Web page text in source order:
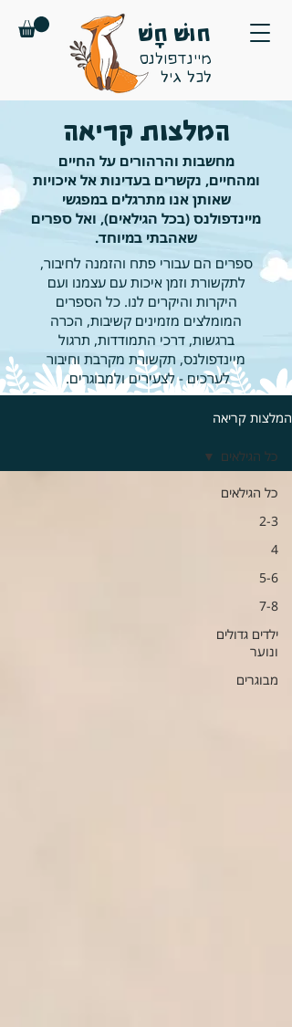
חוּשׁ חָשׁ
מיינדפולנס
לכל גיל
המלצות קריאה
מחשבות והרהורים על החיים
ומהחיים, נקשרים בעדינות אל איכויות
שאותן אנו מתרגלים במפגשי
מיינדפולנס (בכל הגילאים), ואל ספרים
שאהבתי במיוחד.
ספרים הם עבורי פתח והזמנה לחיבור,
לתקשורת וזמן איכות עם עצמנו ועם
היקרות והיקרים לנו. כל הספרים
המומלצים מזמינים קשיבות, הכרה
ברגשות, דרכי התמודדות, תרגול
מיינדפולנס, תקשורת מקרבת וחיבור
לערכים - לצעירים ולמבוגרים.
המלצות קריאה
כל הגילאים
2-3
4
5-6
7-8
ילדים גדולים
ונוער
מבוגרים
כל הגילאים